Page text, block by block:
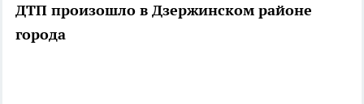
ДТП произошло в Дзержинском районе
города